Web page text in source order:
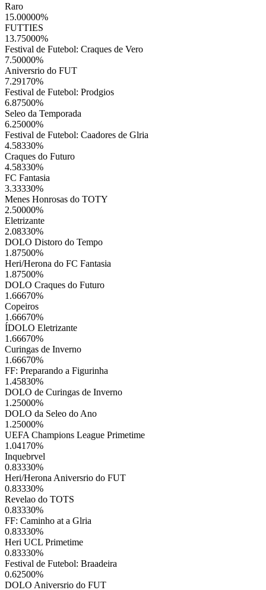
Raro
15.00000%
FUTTIES
13.75000%
Festival de Futebol: Craques de Vero
7.50000%
Aniversrio do FUT
7.29170%
Festival de Futebol: Prodgios
6.87500%
Seleo da Temporada
6.25000%
Festival de Futebol: Caadores de Glria
4.58330%
Craques do Futuro
4.58330%
FC Fantasia
3.33330%
Menes Honrosas do TOTY
2.50000%
Eletrizante
2.08330%
DOLO Distoro do Tempo
1.87500%
Heri/Herona do FC Fantasia
1.87500%
DOLO Craques do Futuro
1.66670%
Copeiros
1.66670%
ÍDOLO Eletrizante
1.66670%
Curingas de Inverno
1.66670%
FF: Preparando a Figurinha
1.45830%
DOLO de Curingas de Inverno
1.25000%
DOLO da Seleo do Ano
1.25000%
UEFA Champions League Primetime
1.04170%
Inquebrvel
0.83330%
Heri/Herona Aniversrio do FUT
0.83330%
Revelao do TOTS
0.83330%
FF: Caminho at a Glria
0.83330%
Heri UCL Primetime
0.83330%
Festival de Futebol: Braadeira
0.62500%
DOLO Aniversrio do FUT